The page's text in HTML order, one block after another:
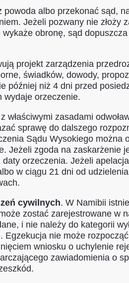
albo przekonać sąd,
Jeżeli pozwany nie złoży
obronę, sąd
projekt zarządzenia
świadków, dowody,
później niż 4 dni przed
wydaje orzeczenie.
zasadami
sprawę do dalszego
Sądu Wysokiego można
Jeżeli zgoda na zaskarżenie
orzeczenia. Jeżeli
w ciągu 21 dni od
cywilnych. W Namibii
zostać zarejestrowane w
i nie należy do kategorii
Egzekucja nie może
wniosku o uchylenie
zawiadomienia o